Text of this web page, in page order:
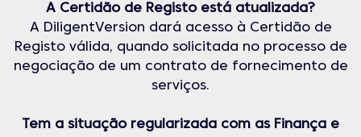
A Certidão de Registo está atualizada?
A DiligentVersion dará acesso à Certidão de
Registo válida, quando solicitada no processo de
negociação de um contrato de fornecimento de
serviços.
Tem a situação regularizada com as Finança e